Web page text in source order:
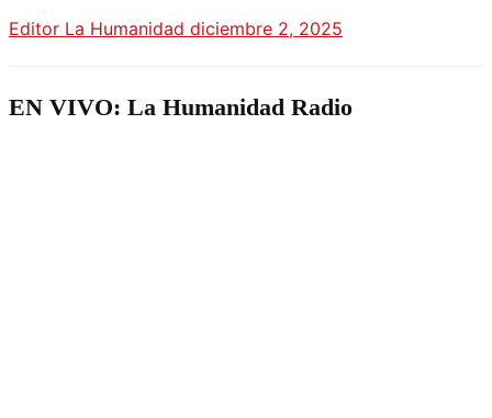
Editor La Humanidad diciembre 2, 2025
EN VIVO: La Humanidad Radio